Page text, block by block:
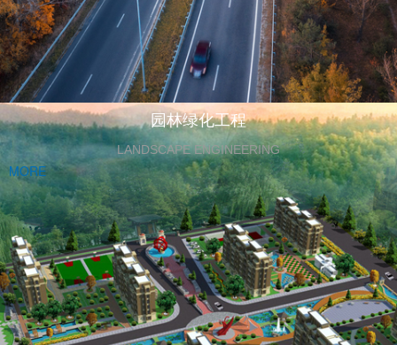
园林绿化工程
LANDSCAPE ENGINEERING
MORE